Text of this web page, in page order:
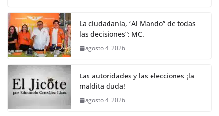
k
c
e
b
o
o
k
itt
er s
A
p
e
n
er
gr
a
p
La ciudadanía, “Al Mando” de todas
las decisiones”: MC.
agosto 4, 2026
Las autoridades y las elecciones ¡la
maldita duda!
agosto 4, 2026